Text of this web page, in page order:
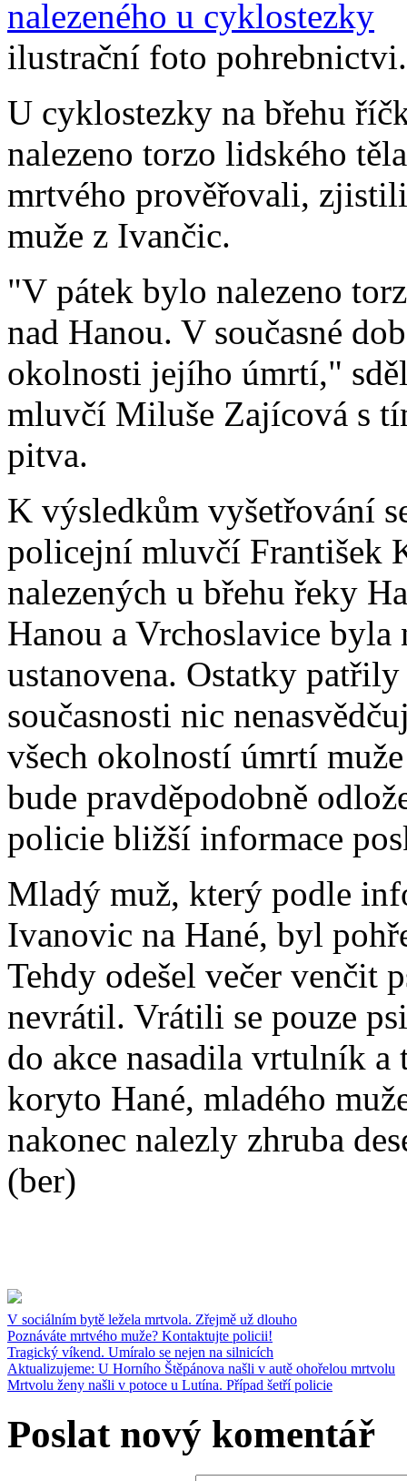
ilustrační foto
U cyklostezky na břehu
nalezeno torzo lidského
mrtvého prověřovali,
muže z Ivančic.
"V pátek bylo nalezeno
nad Hanou. V současné
okolnosti jejího úmrtí,"
mluvčí Miluše Zajícová s
pitva.
K výsledkům vyšetřování
policejní mluvčí František
nalezených u břehu řeky
Hanou a Vrchoslavice byla
ustanovena. Ostatky
současnosti nic
všech okolností úmrtí
bude pravděpodobně
policie bližší informace
Mladý muž, který podle
Ivanovic na Hané, byl
Tehdy odešel večer venčit
nevrátil. Vrátili se pouze
do akce nasadila vrtulník a
koryto Hané, mladého
nakonec nalezly zhruba
(ber)
V sociálním bytě ležela mrtvola. Zřejmě už dlouho
Poznáváte mrtvého muže? Kontaktujte policii!
Tragický víkend. Umíralo se nejen na silnicích
Aktualizujeme: U Horního Štěpánova našli v autě ohořelou mrtvolu
Mrtvolu ženy našli v potoce u Lutína. Případ šetří policie
Poslat nový komentář